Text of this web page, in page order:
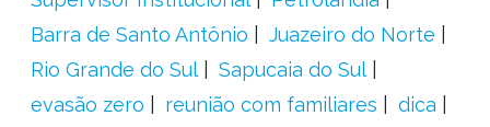
Barra de Santo Antônio
Juazeiro do Norte
Rio Grande do Sul
Sapucaia do Sul
evasão zero
reunião com familiares
dica